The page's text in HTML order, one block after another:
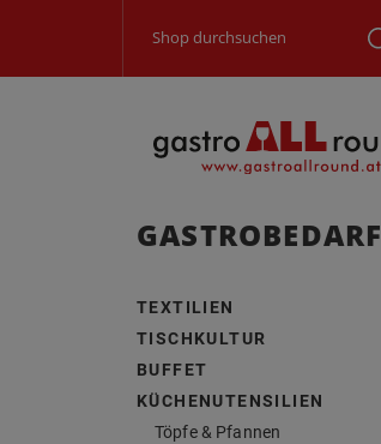
GASTROBEDARF
TEXTILIEN
TISCHKULTUR
BUFFET
KÜCHENUTENSILIEN
Töpfe & Pfannen